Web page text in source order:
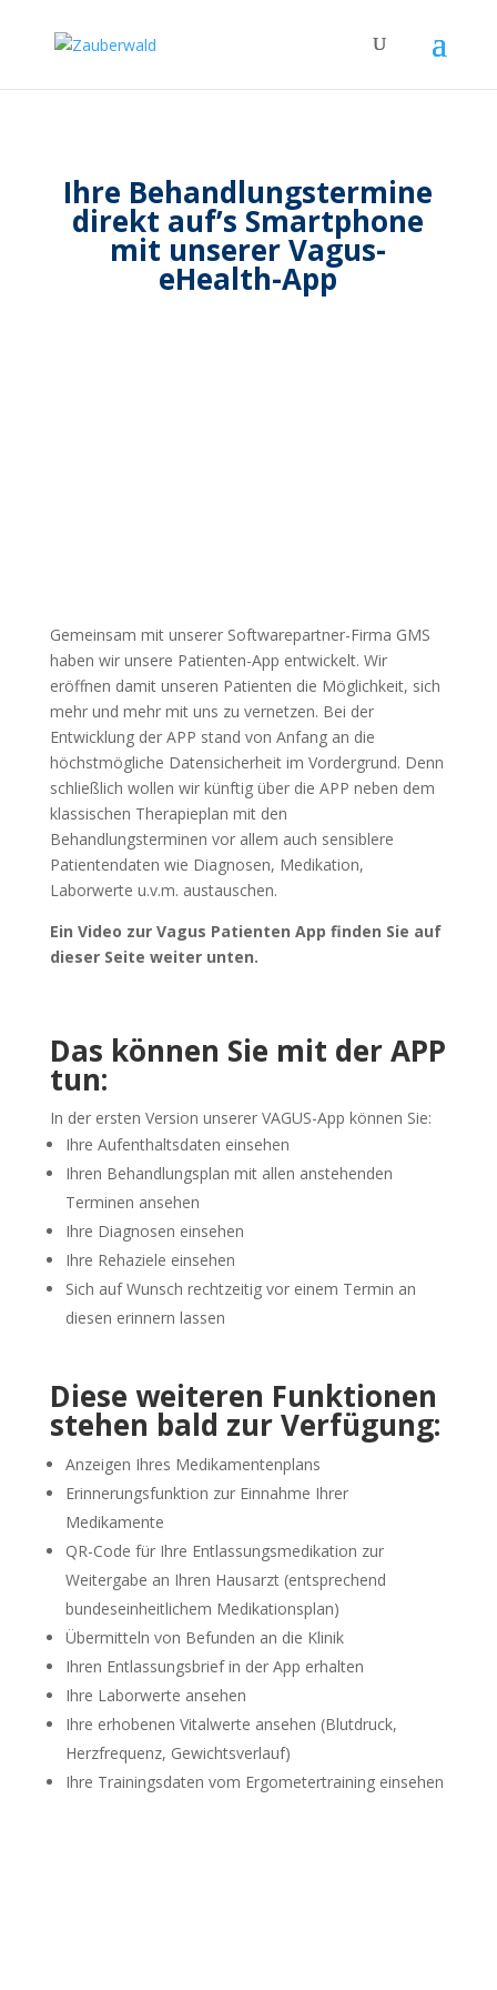
Ihre Behandlungstermine
direkt auf’s Smartphone
mit unserer Vagus-
eHealth-App
Gemeinsam mit unserer Softwarepartner-Firma GMS
haben wir unsere Patienten-App entwickelt. Wir
eröffnen damit unseren Patienten die Möglichkeit, sich
mehr und mehr mit uns zu vernetzen. Bei der
Entwicklung der APP stand von Anfang an die
höchstmögliche Datensicherheit im Vordergrund. Denn
schließlich wollen wir künftig über die APP neben dem
klassischen Therapieplan mit den
Behandlungsterminen vor allem auch sensiblere
Patientendaten wie Diagnosen, Medikation,
Laborwerte u.v.m. austauschen.
Ein Video zur Vagus Patienten App finden Sie auf
dieser Seite weiter unten.
Das können Sie mit der APP
tun:
In der ersten Version unserer VAGUS-App können Sie:
Ihre Aufenthaltsdaten einsehen
Ihren Behandlungsplan mit allen anstehenden
Terminen ansehen
Ihre Diagnosen einsehen
Ihre Rehaziele einsehen
Sich auf Wunsch rechtzeitig vor einem Termin an
diesen erinnern lassen
Diese weiteren Funktionen
stehen bald zur Verfügung:
Anzeigen Ihres Medikamentenplans
Erinnerungsfunktion zur Einnahme Ihrer
Medikamente
QR-Code für Ihre Entlassungsmedikation zur
Weitergabe an Ihren Hausarzt (entsprechend
bundeseinheitlichem Medikationsplan)
Übermitteln von Befunden an die Klinik
Ihren Entlassungsbrief in der App erhalten
Ihre Laborwerte ansehen
Ihre erhobenen Vitalwerte ansehen (Blutdruck,
Herzfrequenz, Gewichtsverlauf)
Ihre Trainingsdaten vom Ergometertraining einsehen